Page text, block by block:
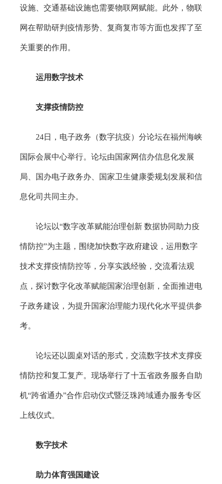
设施、交通基础设施也需要物联网赋能。此外，物联
网在帮助研判疫情形势、复商复市等方面也发挥了至
关重要的作用。
运用数字技术
支撑疫情防控
24日，电子政务（数字抗疫）分论坛在福州海峡
国际会展中心举行。论坛由国家网信办信息化发展
局、国办电子政务办、国家卫生健康委规划发展和信
息化司共同主办。
论坛以“数字改革赋能治理创新 数据协同助力疫
情防控”为主题，围绕加快数字政府建设，运用数字
技术支撑疫情防控等，分享实践经验，交流看法观
点，探讨数字化改革赋能国家治理创新，全面推进电
子政务建设，为提升国家治理能力现代化水平提供参
考。
论坛还以圆桌对话的形式，交流数字技术支撑疫
情防控和复工复产。现场举行了十五省政务服务自助
机“跨省通办”合作启动仪式暨泛珠跨域通办服务专区
上线仪式。
数字技术
助力体育强国建设